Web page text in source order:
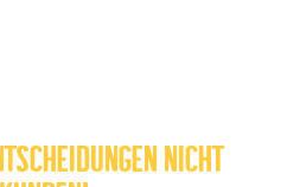
nicht